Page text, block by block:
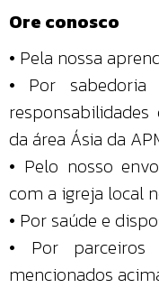
Ore conosco
• Pela nossa
• Por
da área Ásia da
• Pelo nosso
com a igreja local
• Por saúde e
• Por parceiros
mencionados